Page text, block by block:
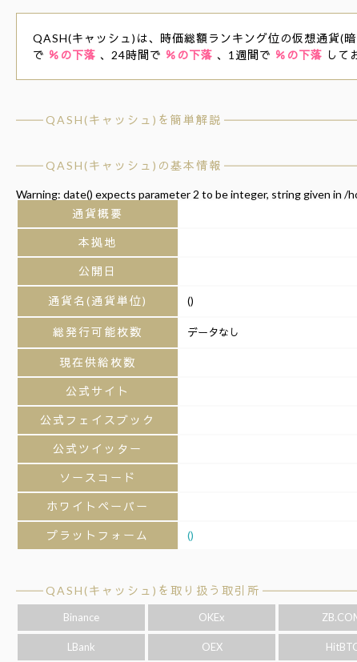
QASH(キャッシュ)は、時価総額ランキング位の仮想通貨(
で ％の下落 、24時間で ％の下落 、1週間で ％の下落 して
QASH(キャッシュ)を簡単解説
QASH(キャッシュ)の基本情報
Warning: date() expects parameter 2 to be integer, string given in /
通貨概要
本拠地
公開日
通貨名(通貨単位) ()
総発行可能枚数 データなし
現在供給枚数
公式サイト
公式フェイスブック
公式ツイッター
ソースコード
ホワイトペーパー
プラットフォーム ()
QASH(キャッシュ)を取り扱う取引所
Binance OKEx
LBank OEX